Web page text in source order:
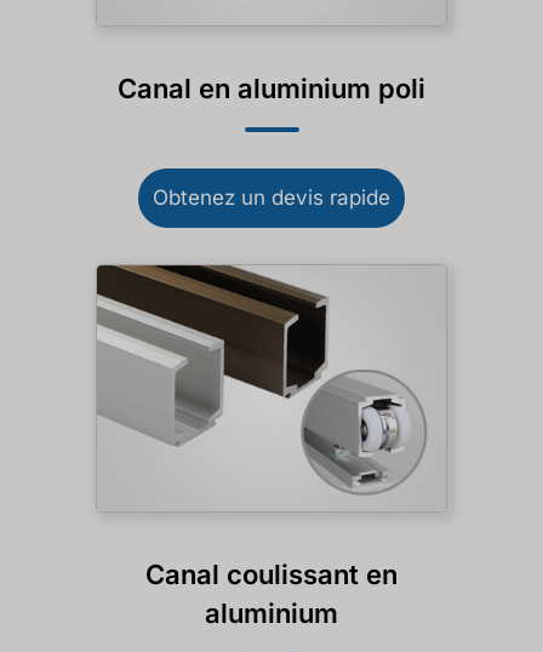
Canal en aluminium poli
Obtenez un devis rapide
Canal coulissant en
aluminium